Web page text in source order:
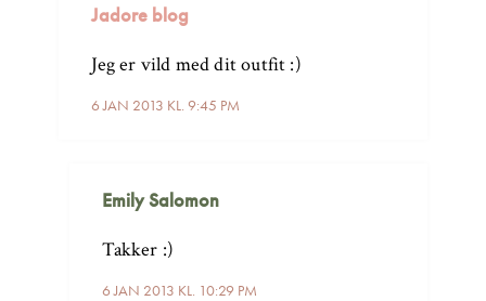
Jadore blog
6 JAN 2013 KL. 9:45 PM
Jeg er vild med dit outfit :)
Emily Salomon
6 JAN 2013 KL. 10:29 PM
Takker :)